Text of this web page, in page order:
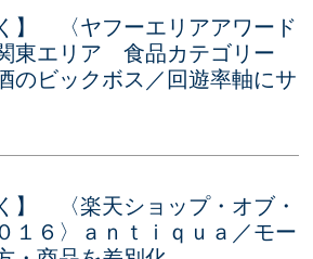
】 〈ヤフーエリアアワード
東エリア 食品カテゴリー
ビックボス／回遊率軸にサ
】 〈楽天ショップ・オブ・
１６〉ａｎｔｉｑｕａ／モー